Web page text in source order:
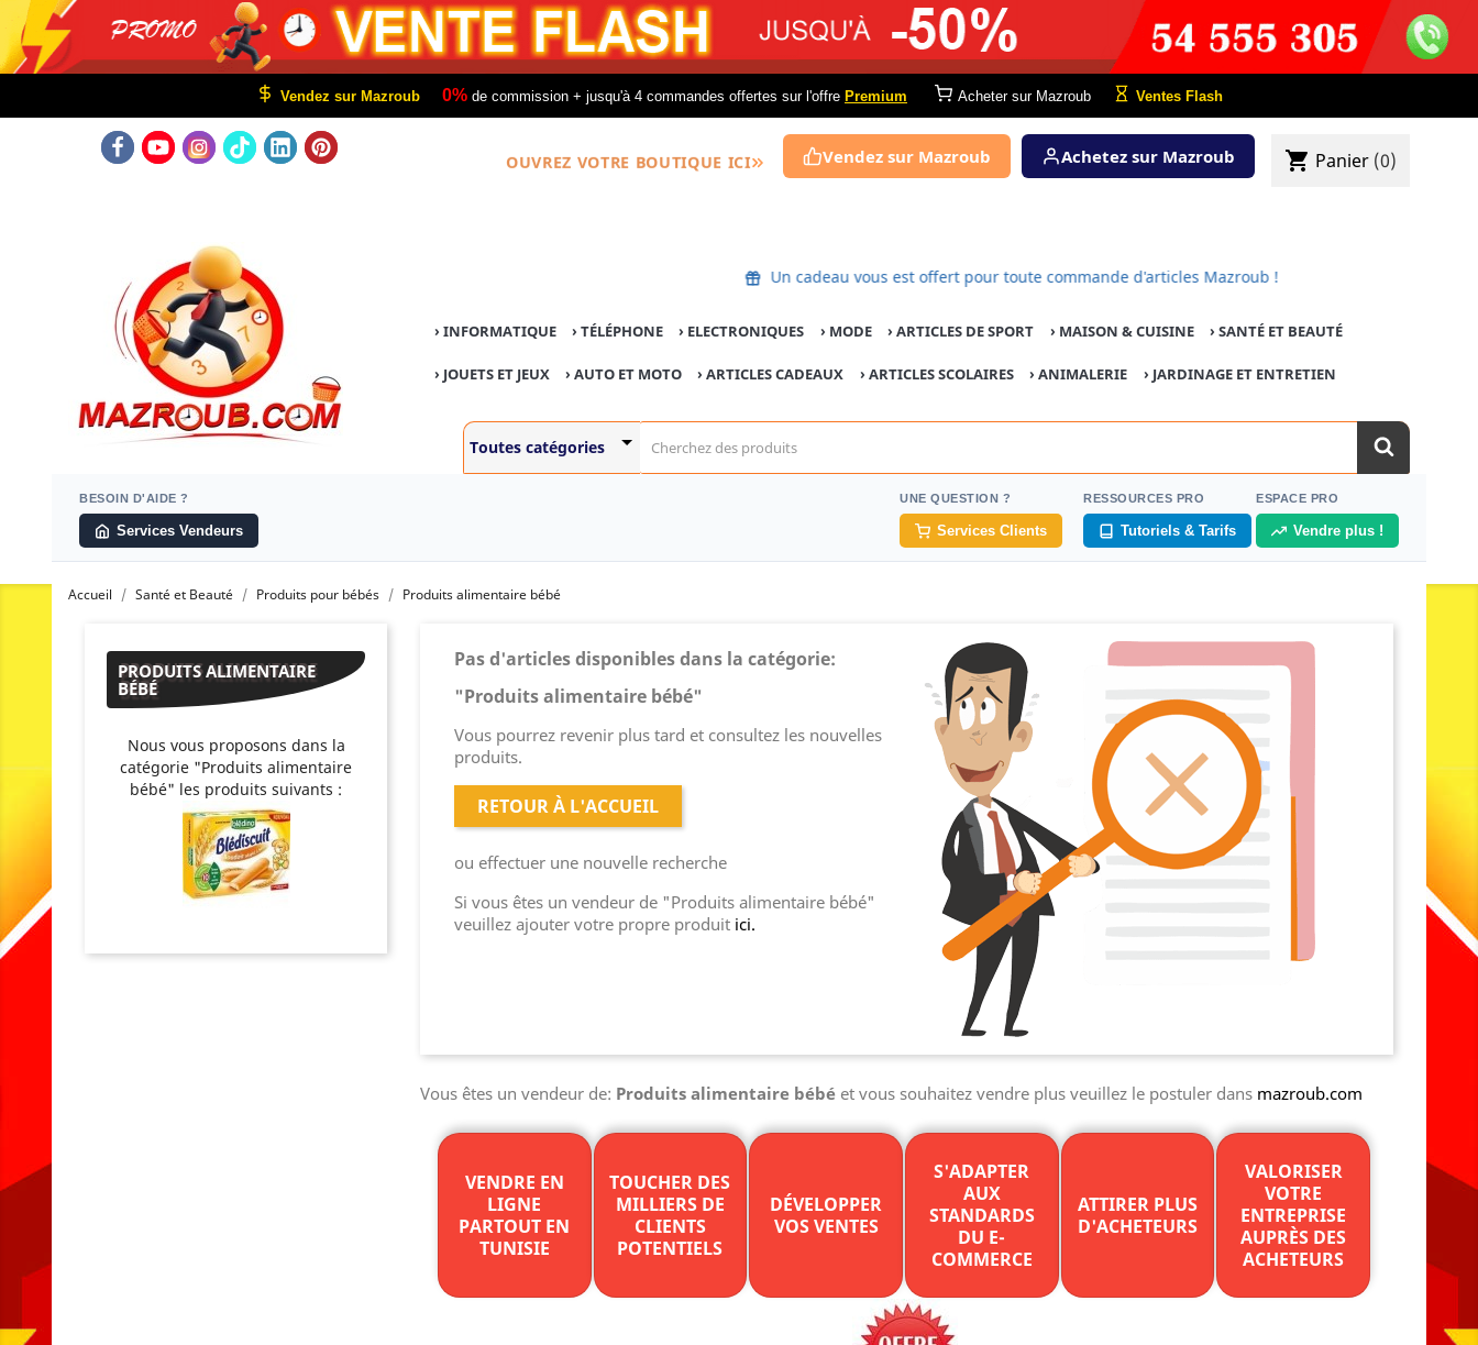
Vendez sur Mazroub 0% de commission + jusqu'à 4 commandes offertes sur l'offre Premium Acheter sur Mazroub Ventes Flash
OUVREZ VOTRE BOUTIQUE ICI Vendez sur Mazroub Achetez sur Mazroub shopping_cart Panier (0)
Un cadeau vous est offert pour toute commande d'articles Mazroub !
› INFORMATIQUE ›TÉLÉPHONE › ELECTRONIQUES › MODE ›ARTICLES DE SPORT › MAISON & CUISINE › SANTÉ ET BEAUTÉ
› JOUETS ET JEUX ›AUTO ET MOTO › ARTICLES CADEAUX › ARTICLES SCOLAIRES ›ANIMALERIE › JARDINAGE ET ENTRETIEN
BESOIN D'AIDE ?
Services Vendeurs
UNE QUESTION ?
Services Clients
RESSOURCES PRO
Tutoriels & Tarifs
ESPACE PRO
Vendre plus !
Accueil Santé et Beauté Produits pour bébés Produits alimentaire bébé
PRODUITS ALIMENTAIRE
BÉBÉ
Nous vous proposons dans la
catégorie "Produits alimentaire
bébé" les produits suivants :
Pas d'articles disponibles dans la catégorie:
"Produits alimentaire bébé"
Vous pourrez revenir plus tard et consultez les nouvelles
produits.
RETOUR À L'ACCUEIL
ou effectuer une nouvelle recherche
Si vous êtes un vendeur de "Produits alimentaire bébé"
veuillez ajouter votre propre produit ici.
Vous êtes un vendeur de: Produits alimentaire bébé et vous souhaitez vendre plus veuillez le postuler dans mazroub.com
VENDRE EN
LIGNE
PARTOUT EN
TUNISIE
TOUCHER DES
MILLIERS DE
CLIENTS
POTENTIELS
DÉVELOPPER
VOS VENTES
S'ADAPTER
AUX
STANDARDS
DU E-
COMMERCE
ATTIRER PLUS
D'ACHETEURS
VALORISER
VOTRE
ENTREPRISE
AUPRÈS DES
ACHETEURS